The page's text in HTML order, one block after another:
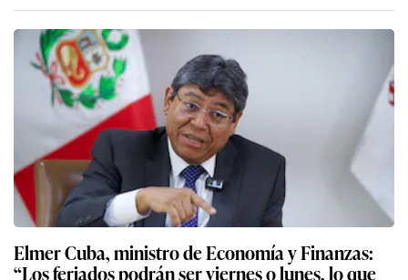
Elmer Cuba, ministro de Economía y Finanzas:
“Los feriados podrán ser viernes o lunes, lo que